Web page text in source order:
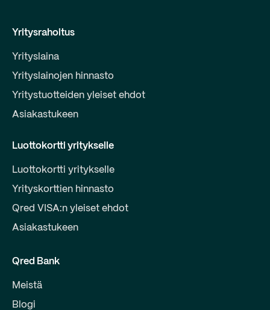
Yritysrahoitus
Yrityslaina
Yrityslainojen hinnasto
Yritystuotteiden yleiset ehdot
Asiakastukeen
Luottokortti yritykselle
Luottokortti yritykselle
Yrityskorttien hinnasto
Qred VISA:n yleiset ehdot
Asiakastukeen
Qred Bank
Meistä
Blogi